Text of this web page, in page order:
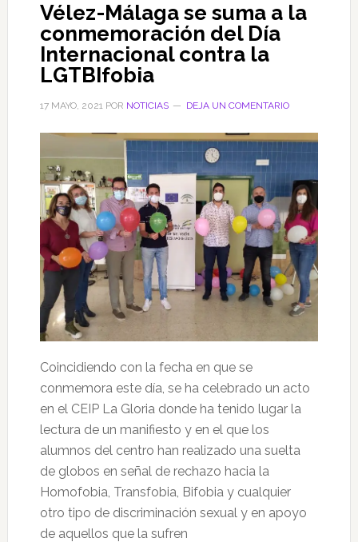
Vélez-Málaga se suma a la
conmemoración del Día
Internacional contra la
LGTBIfobia
17 MAYO, 2021POR NOTICIAS DEJA UN COMENTARIO
Coincidiendo con la fecha en que se
conmemora este día, se ha celebrado un acto
en el CEIP La Gloria donde ha tenido lugar la
lectura de un manifiesto y en el que los
alumnos del centro han realizado una suelta
de globos en señal de rechazo hacia la
Homofobia, Transfobia, Bifobia y cualquier
otro tipo de discriminación sexual y en apoyo
de aquellos que la sufren